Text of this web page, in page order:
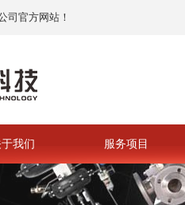
司官方网站！
我们 服务项目